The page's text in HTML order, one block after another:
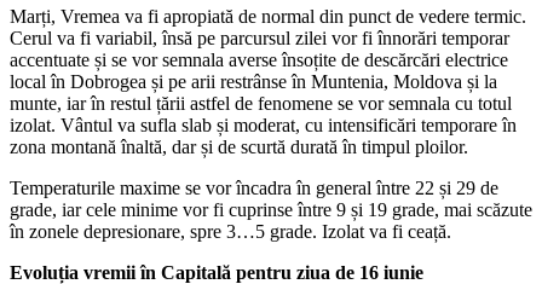
Marți, Vremea va fi apropiată de normal din punct de vedere termic.
Cerul va fi variabil, însă pe parcursul zilei vor fi înnorări temporar
accentuate și se vor semnala averse însoțite de descărcări electrice
local în Dobrogea și pe arii restrânse în Muntenia, Moldova și la
munte, iar în restul țării astfel de fenomene se vor semnala cu totul
izolat. Vântul va sufla slab și moderat, cu intensificări temporare în
zona montană înaltă, dar și de scurtă durată în timpul ploilor.
Temperaturile maxime se vor încadra în general între 22 și 29 de
grade, iar cele minime vor fi cuprinse între 9 și 19 grade, mai scăzute
în zonele depresionare, spre 3…5 grade. Izolat va fi ceață.
Evoluția vremii în Capitală pentru ziua de 16 iunie